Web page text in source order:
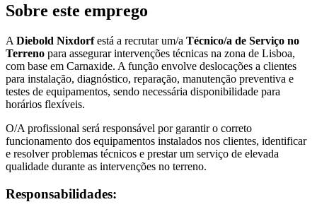
Sobre este emprego
A Diebold Nixdorfestá a recrutar um/a Técnico/a de Serviço no
Terreno para assegurar intervenções técnicas na zona de Lisboa,
com base em Carnaxide. A função envolve deslocações a clientes
para instalação, diagnóstico, reparação, manutenção preventiva e
testes de equipamentos, sendo necessária disponibilidade para
horários flexíveis.
O/A profissional será responsável por garantir o correto
funcionamento dos equipamentos instalados nos clientes, identificar
e resolver problemas técnicos e prestar um serviço de elevada
qualidade durante as intervenções no terreno.
Responsabilidades: